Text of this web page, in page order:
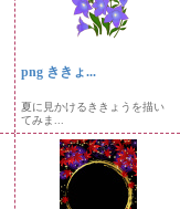
png ききょ...
夏に見かけるききょうを描い
てみま...